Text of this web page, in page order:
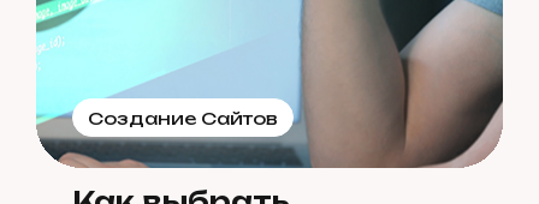
Создание Сайтов